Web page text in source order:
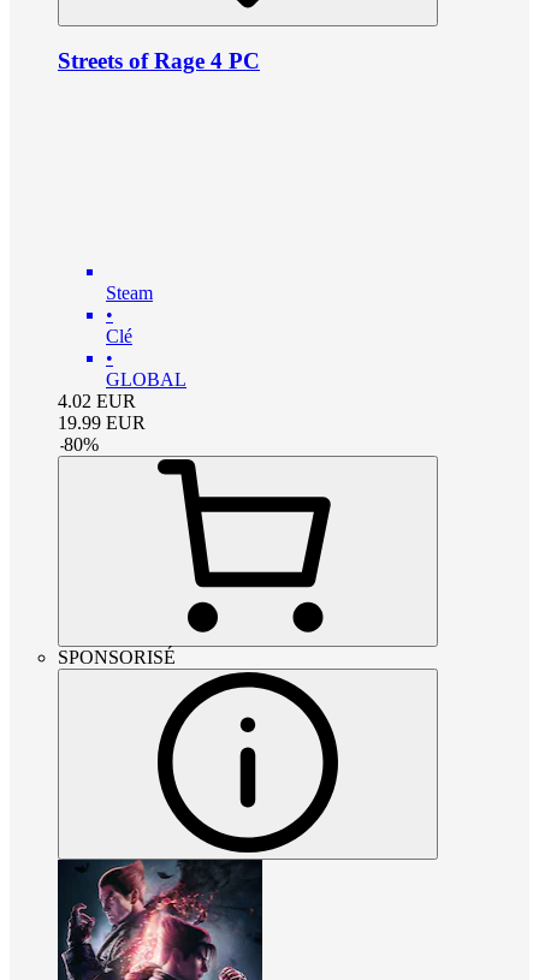
Streets of Rage 4 PC
Steam
•
Clé
•
GLOBAL
4.02 EUR
19.99 EUR
-80%
SPONSORISÉ